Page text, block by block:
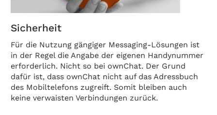
Sicherheit
Für die Nutzung gängiger Messaging-Lösungen ist
in der Regel die Angabe der eigenen Handynummer
erforderlich. Nicht so bei ownChat. Der Grund
dafür ist, dass ownChat nicht auf das Adressbuch
des Mobiltelefons zugreift. Somit bleiben auch
keine verwaisten Verbindungen zurück.